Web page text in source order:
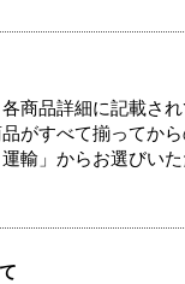
商品詳細に記載さ
がすべて揃ってから
輸」からお選びい